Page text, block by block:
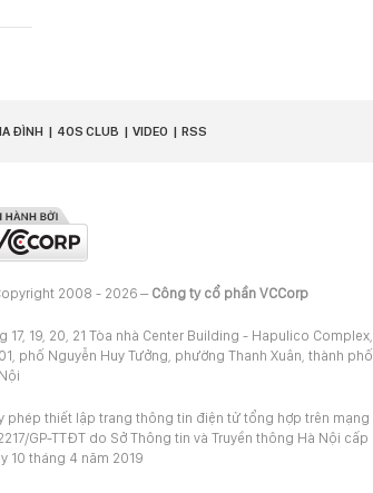
ĐÌNH 40S CLUB VIDEO RSS
2008 - 2026 –Công ty cổ phần VCCorp
17, 19, 20, 21 Tòa nhà Center Building - Hapulico Complex,
phố Nguyễn Huy Tưởng, phường Thanh Xuân, thành phố
phép thiết lập trang thông tin điện tử tổng hợp trên mạng
GP-TTĐT do Sở Thông tin và Truyền thông Hà Nội cấp
10 tháng 4 năm 2019